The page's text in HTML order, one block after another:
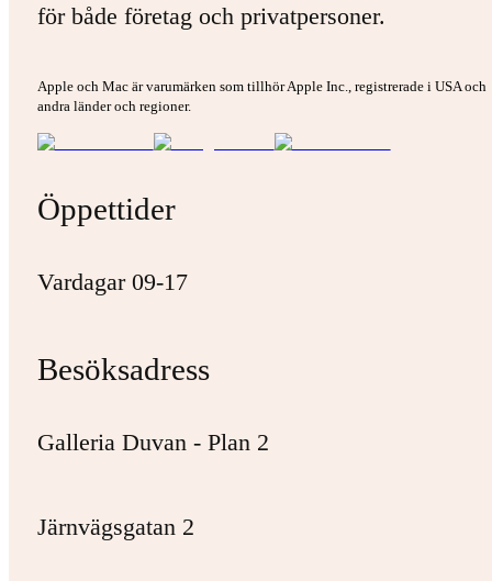
för både företag och privatpersoner.
Apple och Mac är varumärken som tillhör Apple Inc., registrerade i USA och
andra länder och regioner.
Öppettider
Vardagar 09-17
Besöksadress
Galleria Duvan - Plan 2
Järnvägsgatan 2